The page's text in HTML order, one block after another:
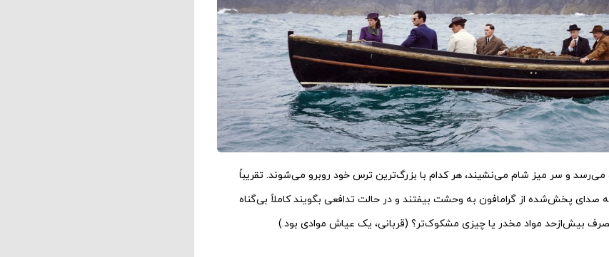
می‌رسد و سر میز شام می‌نشیند، هر کدام با بزرگ‌ترین ترس خود روبرو می‌شوند. تقریباً
پخش‌شده از گرامافون به وحشت‌ بیفتند و در حالت تدافعی بگویند کاملاً بی‌گناه
بیش‌ازحد مواد مخدر یا چیزی مشکوک‌تر؟ (قربانی، یک عیاش موادی بود.)